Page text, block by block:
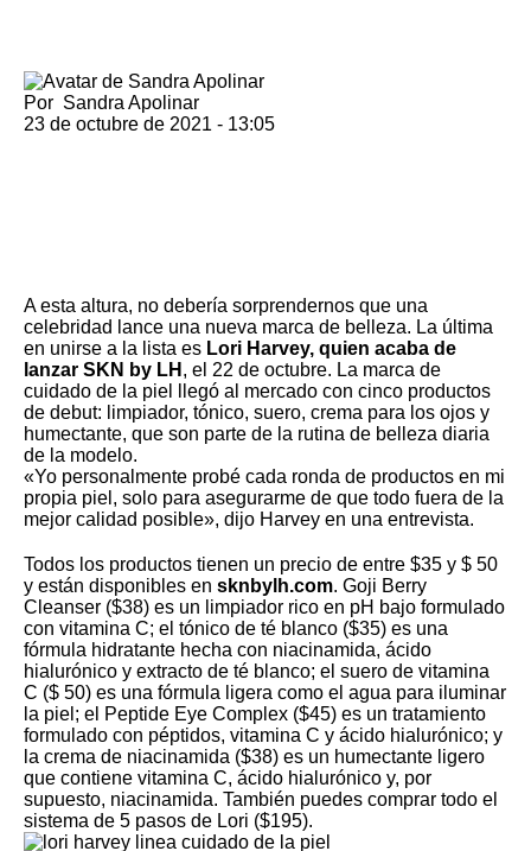
Por Sandra Apolinar
23 de octubre de 2021 - 13:05
A esta altura, no debería sorprendernos que una
celebridad lance una nueva marca de belleza. La última
en unirse a la lista es Lori Harvey, quien acaba de
lanzar SKN by LH , el 22 de octubre. La marca de
cuidado de la piel llegó al mercado con cinco productos
de debut: limpiador, tónico, suero, crema para los ojos y
humectante, que son parte de la rutina de belleza diaria
de la modelo.
«Yo personalmente probé cada ronda de productos en mi
propia piel, solo para asegurarme de que todo fuera de la
mejor calidad posible», dijo Harvey en una entrevista.
Todos los productos tienen un precio de entre $35 y $ 50
y están disponibles en sknbylh.com. Goji Berry
Cleanser ($38) es un limpiador rico en pH bajo formulado
con vitamina C; el tónico de té blanco ($35) es una
fórmula hidratante hecha con niacinamida, ácido
hialurónico y extracto de té blanco; el suero de vitamina
C ($ 50) es una fórmula ligera como el agua para iluminar
la piel; el Peptide Eye Complex ($45) es un tratamiento
formulado con péptidos, vitamina C y ácido hialurónico; y
la crema de niacinamida ($38) es un humectante ligero
que contiene vitamina C, ácido hialurónico y, por
supuesto, niacinamida. También puedes comprar todo el
sistema de 5 pasos de Lori ($195).